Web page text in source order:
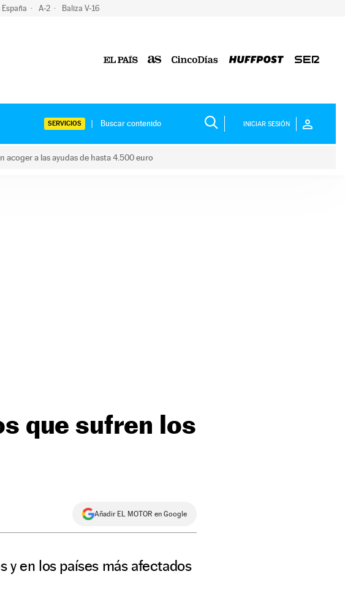
A-2 Baliza V-16
SERVICIOS INICIAR SESIÓN
a las ayudas de hasta 4.500 euro
que sufren los
Añadir EL MOTOR en Google
en los países más afectados